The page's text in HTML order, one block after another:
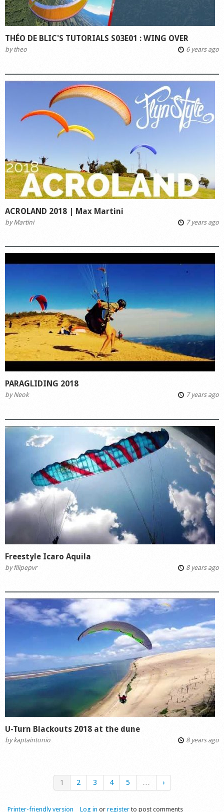
THÉO DE BLIC'S TUTORIALS S03E01 : WING OVER
bytheo 6 years ago
ACROLAND 2018 | Max Martini
byMartini 7 years ago
PARAGLIDING 2018
byNeok 7 years ago
Freestyle Icaro Aquila
byfilipepvr 8 years ago
U-Turn Blackouts 2018 at the dune
bykaptaintonio 8 years ago
1 2 3 4 5 … ›
Printer-friendly version Log in or register to post comments